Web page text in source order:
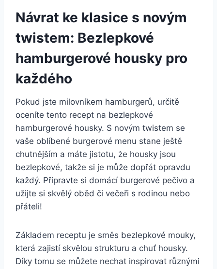
Návrat‍ ke klasice s novým
twistem: Bezlepkové
hamburgerové⁢ housky pro
každého
Pokud jste milovníkem hamburgerů, určitě‌
oceníte tento recept ​na bezlepkové
hamburgerové housky. S novým twistem ⁣se
vaše oblíbené burgerové menu stane ještě
chutnějším a máte jistotu, že housky jsou
‍bezlepkové, takže si je může dopřát⁣ opravdu
každý. Připravte si ‍domácí burgerové pečivo a
užijte si skvělý oběd či večeři‌ s rodinou nebo
přáteli!
Základem receptu je⁣ směs bezlepkové mouky,
která zajistí skvělou strukturu a⁤ chuť housky.
Díky tomu⁤ se můžete nechat inspirovat různými